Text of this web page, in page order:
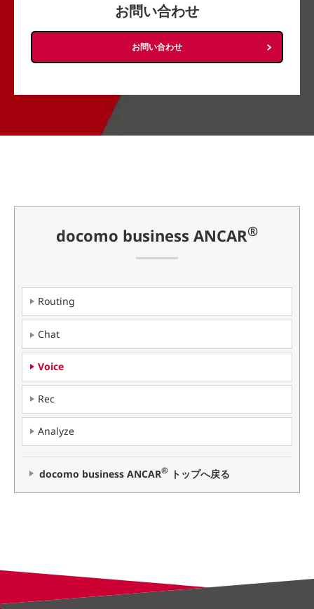
お問い合わせ
お問い合わせ
docomo business ANCAR®
Routing
Chat
Voice
Rec
Analyze
docomo business ANCAR® トップへ戻る